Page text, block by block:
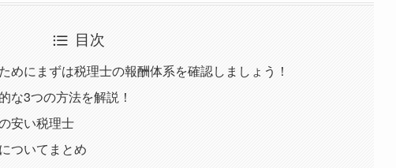
目次
めにまずは税理士の報酬体系を確認しましょう！
な3つの方法を解説！
安い税理士
ついてまとめ